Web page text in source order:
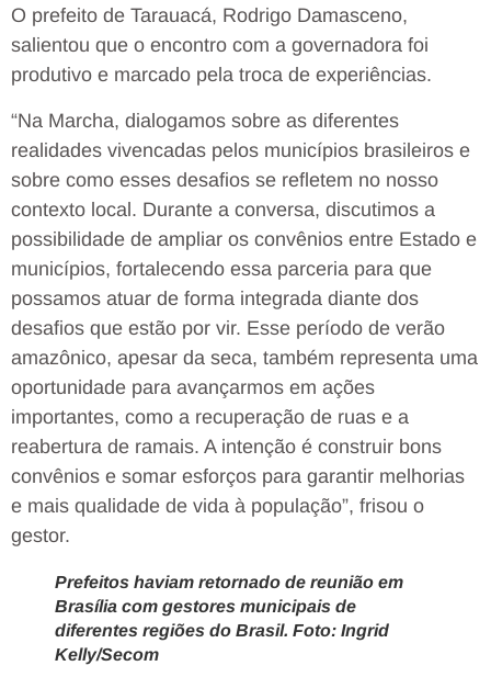
O prefeito de Tarauacá, Rodrigo Damasceno,
salientou que o encontro com a governadora foi
produtivo e marcado pela troca de experiências.
“Na Marcha, dialogamos sobre as diferentes
realidades vivencadas pelos municípios brasileiros e
sobre como esses desafios se refletem no nosso
contexto local. Durante a conversa, discutimos a
possibilidade de ampliar os convênios entre Estado e
municípios, fortalecendo essa parceria para que
possamos atuar de forma integrada diante dos
desafios que estão por vir. Esse período de verão
amazônico, apesar da seca, também representa uma
oportunidade para avançarmos em ações
importantes, como a recuperação de ruas e a
reabertura de ramais. A intenção é construir bons
convênios e somar esforços para garantir melhorias
e mais qualidade de vida à população”, frisou o
gestor.
Prefeitos haviam retornado de reunião em
Brasília com gestores municipais de
diferentes regiões do Brasil. Foto: Ingrid
Kelly/Secom